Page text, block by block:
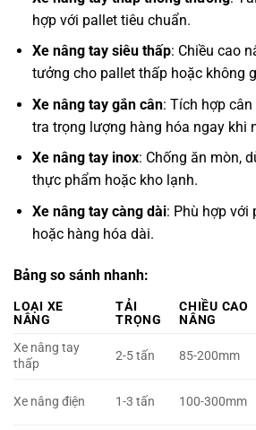
hợp với pallet tiêu chuẩn.
Xe nâng tay siêu thấp: Chiều cao
tưởng cho pallet thấp hoặc không
Xe nâng tay gắn cân: Tích hợp
tra trọng lượng hàng hóa ngay khi
Xe nâng tay inox: Chống ăn mòn,
thực phẩm hoặc kho lạnh.
Xe nâng tay càng dài: Phù hợp với
hoặc hàng hóa dài.
Bảng so sánh nhanh:
LOẠI XE
NÂNG
TẢI
TRỌNG
CHIỀU CAO
NÂNG
Xe nâng tay
thấp
2-5 tấn 85-200mm
Xe nâng điện 1-3 tấn 100-300mm